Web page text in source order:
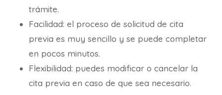
trámite.
Facilidad: el proceso de solicitud de cita
previa es muy sencillo y se puede completar
en pocos minutos.
Flexibilidad: puedes modificar o cancelar la
cita previa en caso de que sea necesario.